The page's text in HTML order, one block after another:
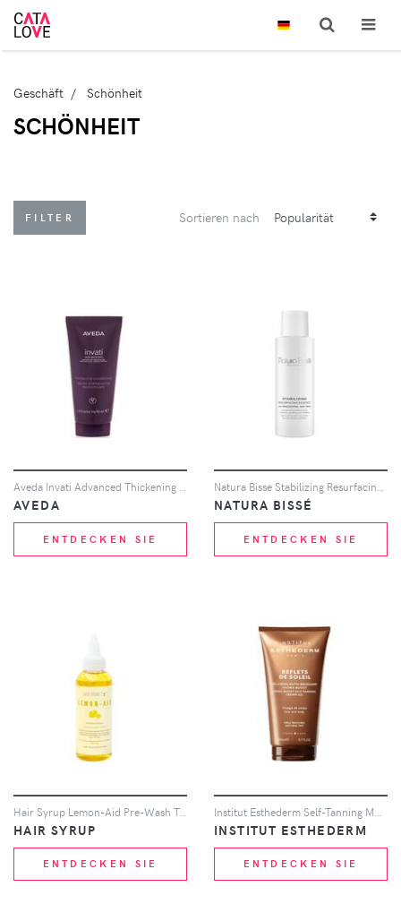
Geschäft Schönheit
SCHÖNHEIT
FILTER Sortieren nach
Aveda Invati Advanced Thickening Conditioner 40ml
AVEDA
ENTDECKEN SIE
Natura Bisse Stabilizing Resurfacing Essence 100ml
NATURA BISSÉ
ENTDECKEN SIE
Hair Syrup Lemon-Aid Pre-Wash Treatment 100ml
HAIR SYRUP
ENTDECKEN SIE
INSTITUT ESTHEDERM
ENTDECKEN SIE